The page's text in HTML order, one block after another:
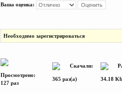
Ваша оценка:
Необходимо зарегистрироваться
Просмотрено:
127 раз
Скачали:
365 раз(а) 34.18 Kb